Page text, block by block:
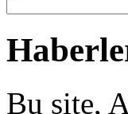
Bu site,